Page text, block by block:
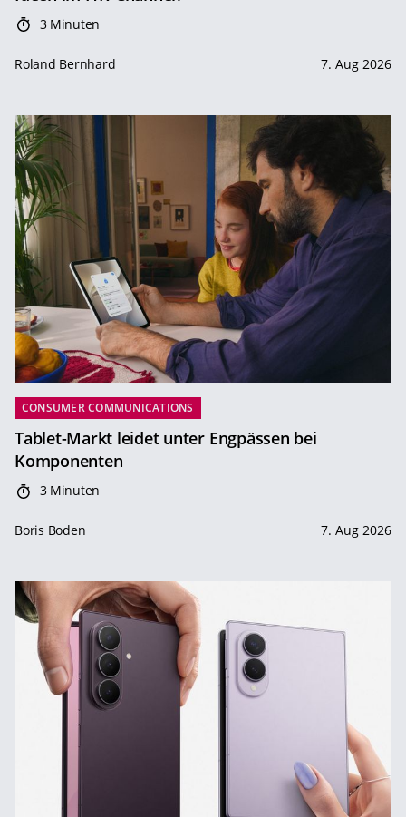
3 Minuten
Roland Bernhard 7. Aug 2026
CONSUMER COMMUNICATIONS
Tablet-Markt leidet unter Engpässen bei
Komponenten
3 Minuten
Boris Boden 7. Aug 2026